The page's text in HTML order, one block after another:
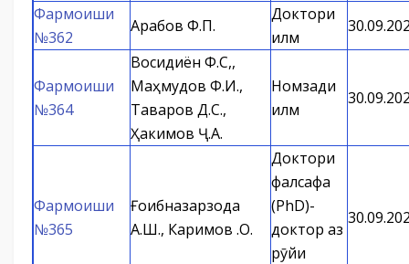
Фармоиши
№362
Арабов Ф.П.
Доктори
илм
Фармоиши
№364
Восидиён Ф.С,,
Маҳмудов Ф.И.,
Таваров Д.С.,
Ҳакимов Ҷ.А.
Номзади
илм
Фармоиши
№365
Ғоибназарзода
А.Ш., Каримов Қ.О.
Доктори
фалсафа
(PhD)-
доктор аз
рӯйи